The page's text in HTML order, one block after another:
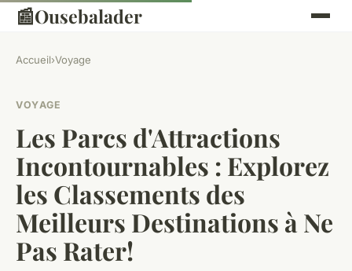
📰Ousebalader
Accueil›Voyage
VOYAGE
Les Parcs d'Attractions
Incontournables : Explorez
les Classements des
Meilleurs Destinations à Ne
Pas Rater!